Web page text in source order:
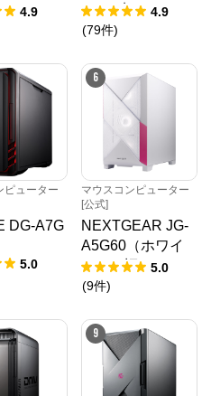
ト）
4.9
ター5点セット）
4.9
(79件)
ピューター
DG-A7G
5.0
6
マウスコンピューター
[公式]
NEXTGEAR JG-
A5G60（ホワイ
ト）（旧モデル /
販売終了）
5.0
(9件)
9